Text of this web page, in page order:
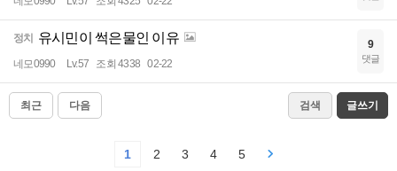
정치 유시민이 썩은물인 이유
네모0990 Lv.57 조회 4338 02-22
9
댓글
최근 다음 검색 글쓰기
1 2 3 4 5